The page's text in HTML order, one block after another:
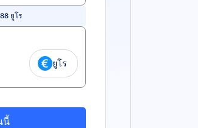
ยูโร
ยูโร
นี้